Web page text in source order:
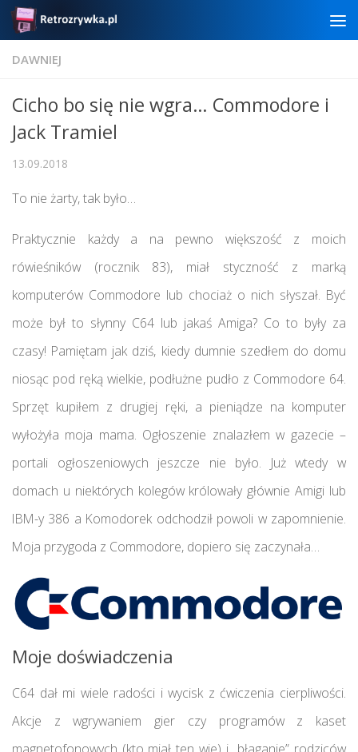
Skip to content
DAWNIEJ
Cicho bo się nie wgra… Commodore i
Jack Tramiel
13.09.2018
To nie żarty, tak było…
Praktycznie każdy a na pewno większość z moich
rówieśników (rocznik 83), miał styczność z marką
komputerów Commodore lub chociaż o nich słyszał. Być
może był to słynny C64 lub jakaś Amiga? Co to były za
czasy! Pamiętam jak dziś, kiedy dumnie szedłem do domu
niosąc pod ręką wielkie, podłużne pudło z Commodore 64.
Sprzęt kupiłem z drugiej ręki, a pieniądze na komputer
wyłożyła moja mama. Ogłoszenie znalazłem w gazecie –
portali ogłoszeniowych jeszcze nie było. Już wtedy w
domach u niektórych kolegów królowały głównie Amigi lub
IBM-y 386 a Komodorek odchodził powoli w zapomnienie.
Moja przygoda z Commodore, dopiero się zaczynała…
Moje doświadczenia
C64 dał mi wiele radości i wycisk z ćwiczenia cierpliwości.
Akcje z wgrywaniem gier czy programów z kaset